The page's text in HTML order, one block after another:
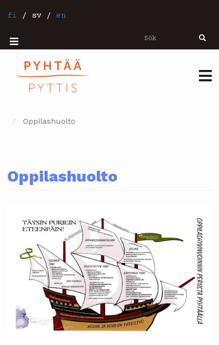
tillfi / sv / en
Sök Sök
Mobiilivalikko
Oppilashuolto
Oppilashuolto